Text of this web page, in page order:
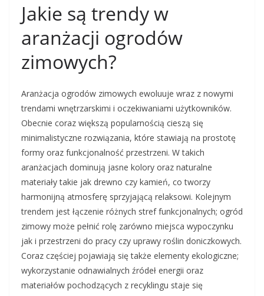
Jakie są trendy w
aranżacji ogrodów
zimowych?
Aranżacja ogrodów zimowych ewoluuje wraz z nowymi
trendami wnętrzarskimi i oczekiwaniami użytkowników.
Obecnie coraz większą popularnością cieszą się
minimalistyczne rozwiązania, które stawiają na prostotę
formy oraz funkcjonalność przestrzeni. W takich
aranżacjach dominują jasne kolory oraz naturalne
materiały takie jak drewno czy kamień, co tworzy
harmonijną atmosferę sprzyjającą relaksowi. Kolejnym
trendem jest łączenie różnych stref funkcjonalnych; ogród
zimowy może pełnić rolę zarówno miejsca wypoczynku
jak i przestrzeni do pracy czy uprawy roślin doniczkowych.
Coraz częściej pojawiają się także elementy ekologiczne;
wykorzystanie odnawialnych źródeł energii oraz
materiałów pochodzących z recyklingu staje się